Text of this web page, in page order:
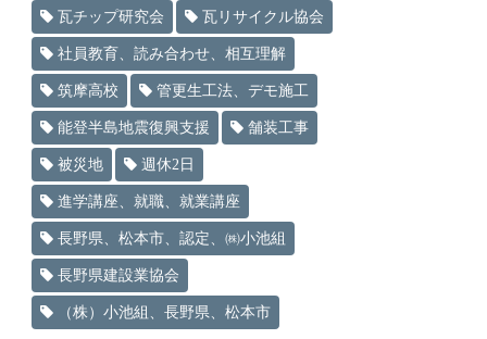
瓦チップ研究会 瓦リサイクル協会
社員教育、読み合わせ、相互理解
筑摩高校 管更生工法、デモ施工
能登半島地震復興支援 舗装工事
被災地 週休2日
進学講座、就職、就業講座
長野県、松本市、認定、㈱小池組
長野県建設業協会
（株）小池組、長野県、松本市